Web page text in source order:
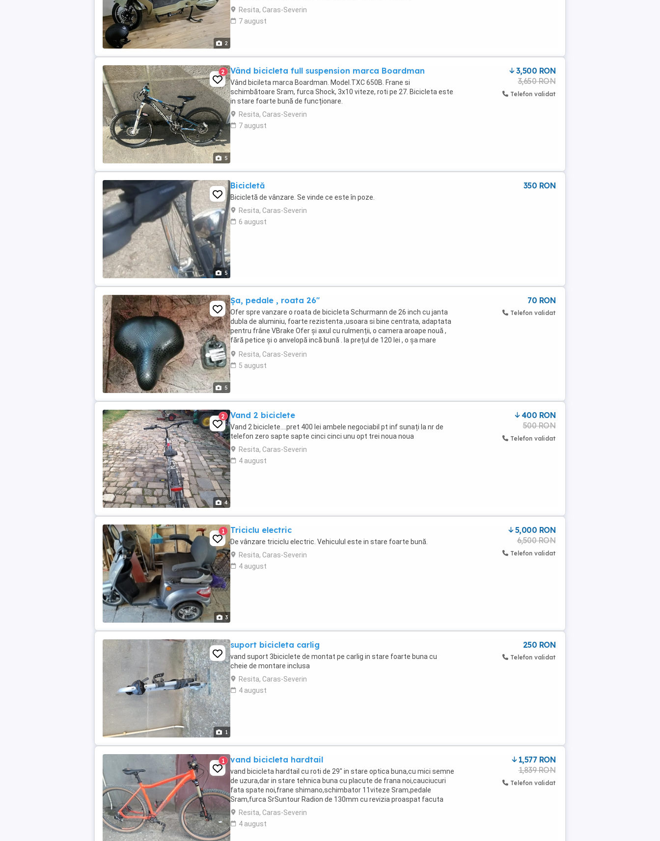
2
Nr.kilometri=460. Autonomie=52 km. A fost ...
Resita, Caras-Severin
7 august
5
2 Vând bicicleta full suspension marca Boardman
Vând bicileta marca Boardman. Model.TXC 650B. Frane si
schimbătoare Sram, furca Shock, 3x10 viteze, roti pe 27. Bicicleta este
in stare foarte bună de funcționare.
Resita, Caras-Severin
7 august
3,500 RON
3,650 RON
Telefon validat
5
Bicicletă
Bicicletă de vânzare. Se vinde ce este în poze.
Resita, Caras-Severin
6 august
350 RON
5
Șa, pedale , roata 26"
Ofer spre vanzare o roata de bicicleta Schurmann de 26 inch cu janta
dubla de aluminiu, foarte rezistenta ,usoara si bine centrata, adaptata
pentru frâne VBrake Ofer și axul cu rulmenții, o camera aroape nouă ,
fără petice și o anvelopă incă bună . la prețul de 120 lei , o șa mare
,comodă , nouă ...
Resita, Caras-Severin
5 august
70 RON
Telefon validat
4
2 Vand 2 biciclete
Vand 2 biciclete....pret 400 lei ambele negociabil pt inf sunați la nr de
telefon zero sapte sapte cinci cinci unu opt trei noua noua
Resita, Caras-Severin
4 august
400 RON
500 RON
Telefon validat
3
1 Triciclu electric
De vânzare triciclu electric. Vehiculul este in stare foarte bună.
Resita, Caras-Severin
4 august
5,000 RON
6,500 RON
Telefon validat
1
suport bicicleta carlig
vand suport 3biciclete de montat pe carlig in stare foarte buna cu
cheie de montare inclusa
Resita, Caras-Severin
4 august
250 RON
Telefon validat
1 vand bicicleta hardtail
vand bicicleta hardtail cu roti de 29" in stare optica buna,cu mici semne
de uzura,dar in stare tehnica buna cu placute de frana noi,cauciucuri
fata spate noi,frane shimano,schimbator 11viteze Sram,pedale
Sram,furca SrSuntour Radion de 130mm cu revizia proaspat facuta
Resita, Caras-Severin
4 august
1,577 RON
1,839 RON
Telefon validat